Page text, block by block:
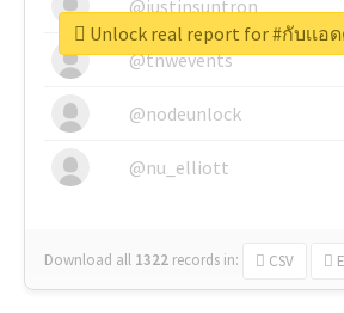
@justinsuntron
@tnwevents
@nodeunlock
@nu_elliott
Download all 1322 records in: CSV
Unlock real report for #กับเเอ